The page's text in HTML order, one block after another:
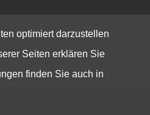
optimiert darzustellen
Seiten erklären Sie
finden Sie auch in